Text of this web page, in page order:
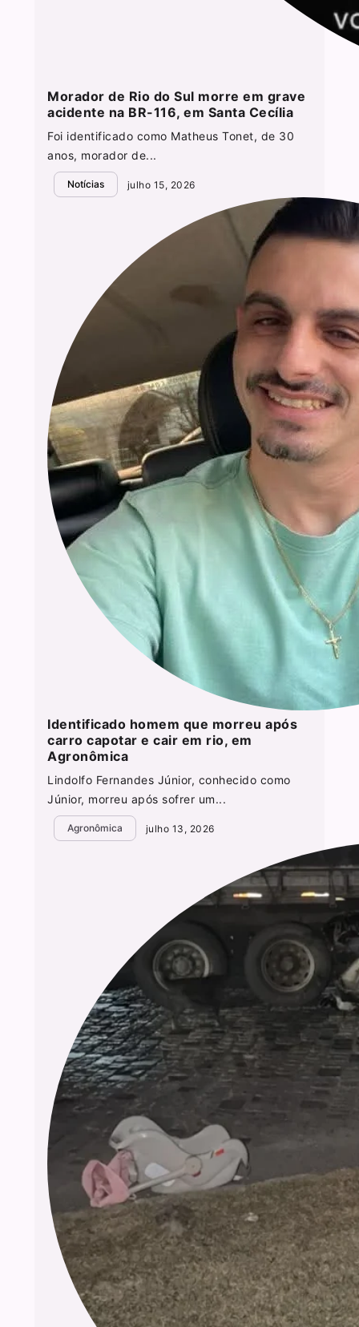
Morador de Rio do Sul morre em grave
acidente na BR-116, em Santa Cecília
Foi identificado como Matheus Tonet, de 30
anos, morador de...
Notícias julho 15, 2026
Identificado homem que morreu após
carro capotar e cair em rio, em
Agronômica
Lindolfo Fernandes Júnior, conhecido como
Júnior, morreu após sofrer um...
Agronômica julho 13, 2026